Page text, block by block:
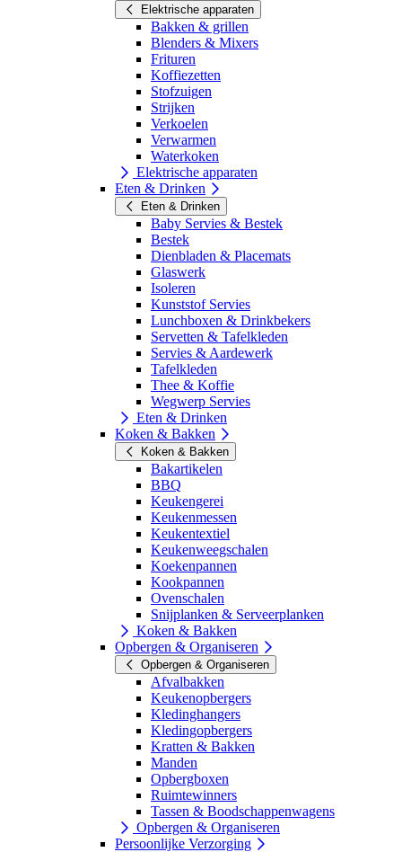
Elektrische apparaten
Bakken & grillen
Blenders & Mixers
Frituren
Koffiezetten
Stofzuigen
Strijken
Verkoelen
Verwarmen
Waterkoken
Elektrische apparaten
Eten & Drinken
Eten & Drinken
Baby Servies & Bestek
Bestek
Dienbladen & Placemats
Glaswerk
Isoleren
Kunststof Servies
Lunchboxen & Drinkbekers
Servetten & Tafelkleden
Servies & Aardewerk
Tafelkleden
Thee & Koffie
Wegwerp Servies
Eten & Drinken
Koken & Bakken
Koken & Bakken
Bakartikelen
BBQ
Keukengerei
Keukenmessen
Keukentextiel
Keukenweegschalen
Koekenpannen
Kookpannen
Ovenschalen
Snijplanken & Serveerplanken
Koken & Bakken
Opbergen & Organiseren
Opbergen & Organiseren
Afvalbakken
Keukenopbergers
Kledinghangers
Kledingopbergers
Kratten & Bakken
Manden
Opbergboxen
Ruimtewinners
Tassen & Boodschappenwagens
Opbergen & Organiseren
Persoonlijke Verzorging